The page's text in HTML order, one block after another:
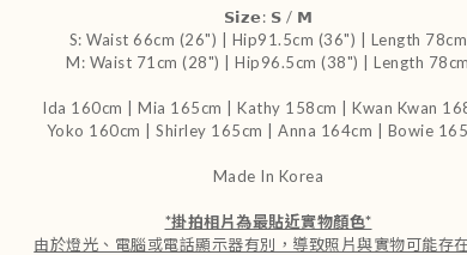
𝗦𝗶𝘇𝗲: 𝗦 / 𝗠
S: Waist 66cm (26") | Hip91.5cm (36") | Length 78cm
M: Waist 71cm (28") | Hip96.5cm (38") | Length 78cm
Ida 160cm | Mia 165cm | Kathy 158cm | Kwan Kwan
Yoko 160cm | Shirley 165cm | Anna 164cm | Bowie
Made In Korea
*掛拍相片為最貼近實物顏色*
由於燈光、電腦或電話顯示器有別，導致照片與實物可能存